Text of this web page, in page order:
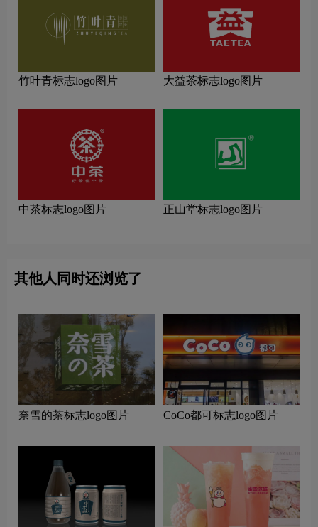
竹叶青标志logo图片 大益茶标志logo图片
中茶标志logo图片 正山堂标志logo图片
其他人同时还浏览了
奈雪的茶标志logo图片 CoCo都可标志logo图片